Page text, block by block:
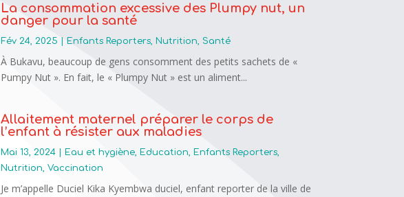
La consommation excessive des Plumpy nut, un
danger pour la santé
Fév 24, 2025 Enfants Reporters, Nutrition, Santé
À Bukavu, beaucoup de gens consomment des petits sachets de «
Pumpy Nut ». En fait, le « Plumpy Nut » est un aliment...
Allaitement maternel préparer le corps de
l’enfant à résister aux maladies
Mai 13, 2024 Eau et hygiène, Education, Enfants Reporters,
Nutrition,Vaccination
Je m’appelle Duciel Kika Kyembwa duciel, enfant reporter de la ville de